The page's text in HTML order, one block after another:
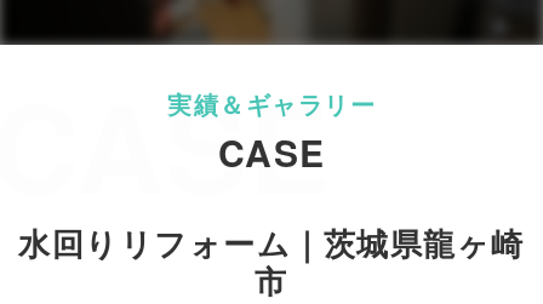
CASE
水回りリフォーム｜茨城県龍ヶ崎
市